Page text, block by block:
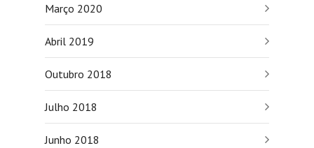
Março 2020
Abril 2019
Outubro 2018
Julho 2018
Junho 2018